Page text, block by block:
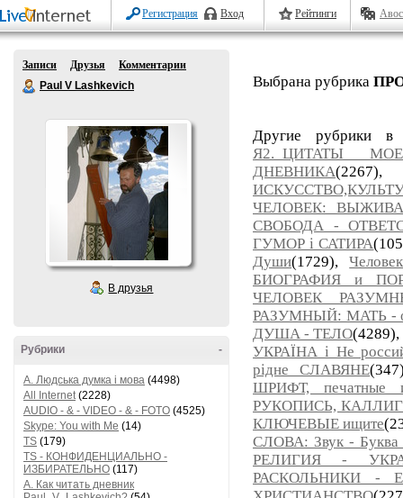
Регистрация Вход Рейтинги
Записи Друзья
Комментарии
Paul V Lashkevich
В друзья
-
Рубрики
A. Людська думка і мова (4498)
All Internet(2228)
AUDIO - & - VIDEO - & - FOTO (4525)
Skype: You with Me (14)
TS (179)
TS - КОНФИДЕНЦИАЛЬНО -
ИЗБИРАТЕЛЬНО (117)
А. Как читать дневник
Выбрана рубрика
Другие рубрики
Я2._ЦИТАТЫ
ДНЕВНИКА
ЧЕЛОВЕК:
СВОБОДА -
ГУМОР і САТИРА
Души(1729),
БИОГРАФИЯ и
ЧЕЛОВЕК
РАЗУМНЫЙ: МАТЬ -
ДУША - ТЕЛО(4289),
УКРАЇНА і Не
рідне СЛАВЯНЕ
ШРИФТ,
РУКОПИСЬ,
КЛЮЧЕВЫЕ ищите
СЛОВА: Звук - Буква
РЕЛИГИЯ -
РАСКОЛЬНИКИ -